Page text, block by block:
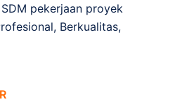
pekerjaan proyek
Berkualitas,